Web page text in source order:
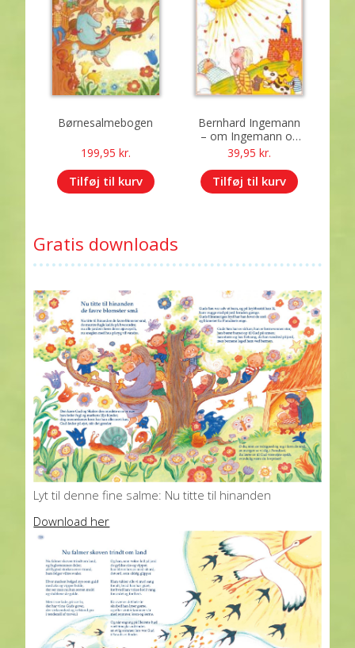
Børnesalmebogen
199,95 kr.
Tilføj til kurv
Bernhard Ingemann
– om Ingemann og
hans salmer
39,95kr.
Tilføj til kurv
Gratis downloads
Lyt til denne fine salme: Nu titte til hinanden
Download her